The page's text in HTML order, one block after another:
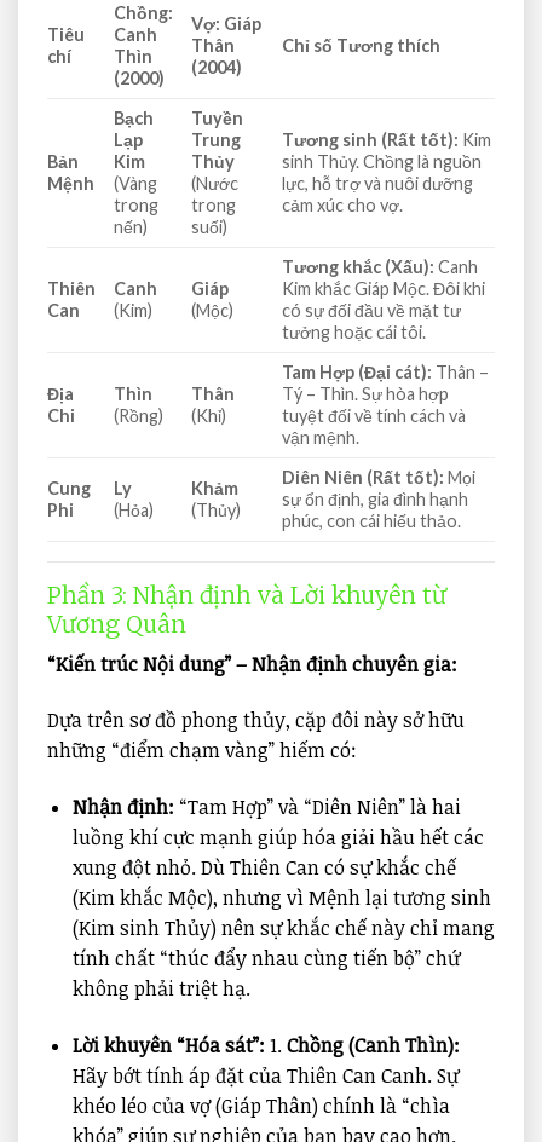
Tiêu
chí
Chồng:
Canh
Thìn
(2000)
Vợ: Giáp
Thân
(2004)
Chỉ số Tương thích
Bản
Mệnh
Bạch
Lạp
Kim
(Vàng
trong
nến)
Tuyền
Trung
Thủy
(Nước
trong
suối)
Tương sinh (Rất tốt): Kim
sinh Thủy. Chồng là nguồn
lực, hỗ trợ và nuôi dưỡng
cảm xúc cho vợ.
Thiên
Can
Canh
(Kim)
Giáp
(Mộc)
Tương khắc (Xấu): Canh
Kim khắc Giáp Mộc. Đôi khi
có sự đối đầu về mặt tư
tưởng hoặc cái tôi.
Địa
Chi
Thìn
(Rồng)
Thân
(Khỉ)
Tam Hợp (Đại cát): Thân –
Tý – Thìn. Sự hòa hợp
tuyệt đối về tính cách và
vận mệnh.
Cung
Phi
Ly
(Hỏa)
Khảm
(Thủy)
Diên Niên (Rất tốt): Mọi
sự ổn định, gia đình hạnh
phúc, con cái hiếu thảo.
Phần 3: Nhận định và Lời khuyên từ
Vương Quân
“Kiến trúc Nội dung” – Nhận định chuyên gia:
Dựa trên sơ đồ phong thủy, cặp đôi này sở hữu
những “điểm chạm vàng” hiếm có:
Nhận định: “Tam Hợp” và “Diên Niên” là hai
luồng khí cực mạnh giúp hóa giải hầu hết các
xung đột nhỏ. Dù Thiên Can có sự khắc chế
(Kim khắc Mộc), nhưng vì Mệnh lại tương sinh
(Kim sinh Thủy) nên sự khắc chế này chỉ mang
tính chất “thúc đẩy nhau cùng tiến bộ” chứ
không phải triệt hạ.
Lời khuyên “Hóa sát”: 1.Chồng (Canh Thìn):
Hãy bớt tính áp đặt của Thiên Can Canh. Sự
khéo léo của vợ (Giáp Thân) chính là “chìa
khóa” giúp sự nghiệp của bạn bay cao hơn.